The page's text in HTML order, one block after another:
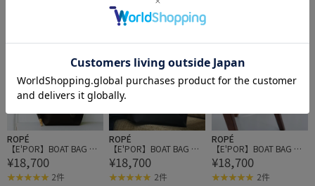
軽量・一部WEB限定カラ
ー・26AW新型
ROPÉ
【E'POR】BOAT BAG Me
dium/撥水・軽量・26A
W
¥18,700
2件
ROPÉ
【E'POR】BOAT BAG Me
dium/撥水・軽量・26A
W
¥18,700
2件
ROPÉ
【E'POR】BOAT BAG Me
dium/撥水・軽量・26A
W
¥18,700
2件